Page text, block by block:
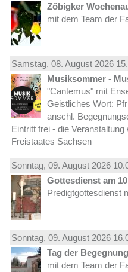
Zöbigker
mit dem Team der
Samstag, 08. August 2026
Musiksommer -
"Cantemus" mit
Geistliches Wort:
anschl.
Eintritt frei - die
Freistaates Sachsen
Sonntag, 09. August 2026
Gottesdienst am
Predigtgottesdienst
Sonntag, 09. August 2026
Tag der
mit dem Team der